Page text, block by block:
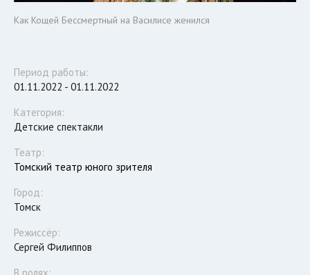
Как Кощей Бессмертный на Василисе женился
Период работы:
01.11.2022 - 01.11.2022
Категория:
Детские спектакли
Театр:
Томский театр юного зрителя
Город:
Томск
Режиссёр:
Сергей Филиппов